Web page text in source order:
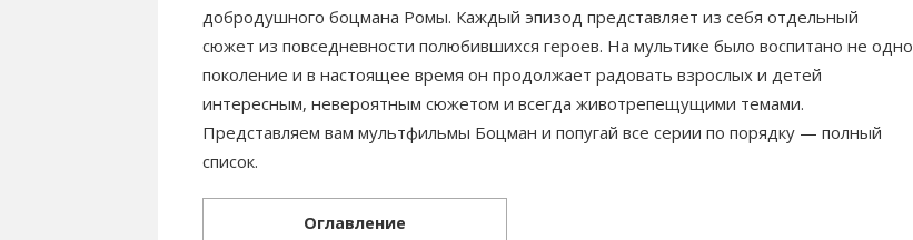
добродушного боцмана Ромы. Каждый эпизод представляет из себя отдельный
сюжет из повседневности полюбившихся героев. На мультике было воспитано не одно
поколение и в настоящее время он продолжает радовать взрослых и детей
интересным, невероятным сюжетом и всегда животрепещущими темами.
Представляем вам мультфильмы Боцман и попугай все серии по порядку — полный
список.
Оглавление